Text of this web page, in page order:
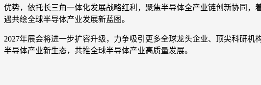
优势，依托长三角一体化发展战略红利，聚焦半导体全产业链创新协同
遇共绘全球半导体产业发展新蓝图。
2027年展会将进一步扩容升级，力争吸引更多全球龙头企业、顶尖科研
半导体产业新生态，共推全球半导体产业高质量发展。